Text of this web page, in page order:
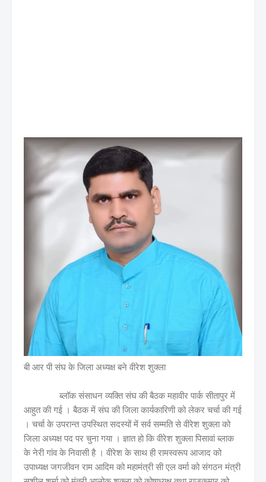
बी आर पी संघ के जिला अध्यक्ष बने वीरेश शुक्ला
ब्लॉक संसाधन व्यक्ति संघ की बैठक महावीर पार्क सीतापुर में
आहुत की गई । बैठक में संघ की जिला कार्यकारिणी को लेकर चर्चा की गई
। चर्चा के उपरान्त उपस्थित सदस्यों में सर्व सम्मति से वीरेश शुक्ला को
जिला अध्यक्ष पद पर चुना गया । ज्ञात हो कि वीरेश शुक्ला पिसावां ब्लाक
के नेरी गांव के निवासी है । वीरेश के साथ ही रामस्वरूप आजाद को
उपाध्यक्ष जगजीवन राम आदिम को महामंत्री सी एल वर्मा को संगठन मंत्री